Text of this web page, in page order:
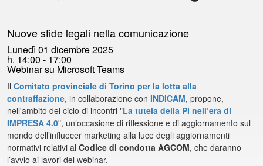
Nuove sfide legali nella comunicazione
Lunedì 01 dicembre 2025
h. 14:00 - 17:00
Webinar su Microsoft Teams
Il Comitato provinciale di Torino per la lotta alla
contraffazione, in collaborazione con INDICAM, propone,
nell'ambito del ciclo di incontri "La tutela della PI nell’era di
IMPRESA 4.0", un’occasione di riflessione e di aggiornamento sul
mondo dell’influecer marketing alla luce degli aggiornamenti
normativi relativi al Codice di condotta AGCOM, che daranno
l’avvio ai lavori del webinar.